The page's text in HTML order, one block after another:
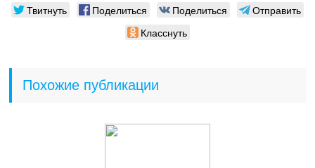
Твитнуть Поделиться Поделиться
Отправить
Класснуть
Похожие публикации